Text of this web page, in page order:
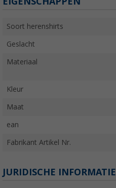
Soort herenshirts
Geslacht
Materiaal
Kleur
Maat
ean
Fabrikant Artikel Nr.
JURIDISCHE INFORMATIE